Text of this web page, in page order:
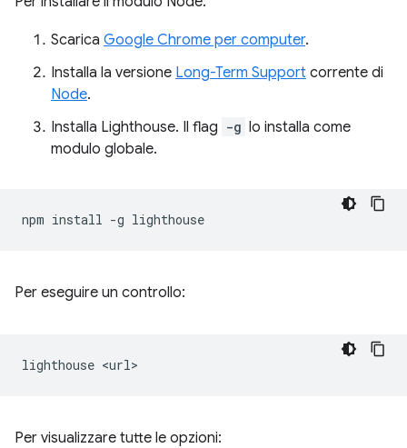
Scarica Google Chrome per computer.
Installa la versione Long-Term Support corrente di
Node.
Installa Lighthouse. Il flag -g lo installa come
modulo globale.
npm install -g
Per eseguire un controllo:
lighthouse
Per visualizzare tutte le opzioni: